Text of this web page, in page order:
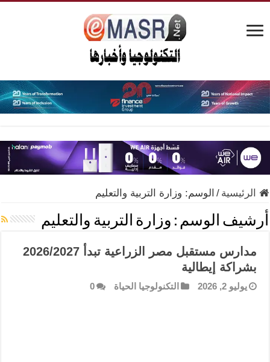
الرئيسية / الوسم: وزارة التربية والتعليم
أرشيف الوسم : وزارة التربية والتعليم
مدارس مستقبل مصر الزراعية تبدأ 2026/2027
بشراكة إيطالية
يوليو 2, 2026 التكنولوجيا الحياة 0